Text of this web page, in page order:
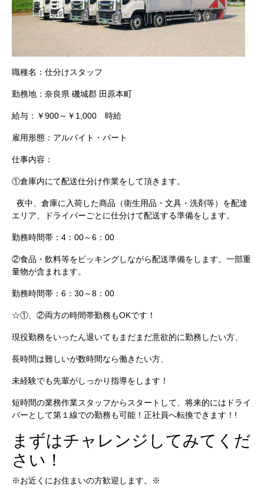
職種名： 仕分けスタッフ
勤務地： 奈良県 磯城郡 田原本町
給与： ￥900～￥1,000 時給
雇用形態： アルバイト・パート
仕事内容：
①倉庫内にて配送仕分け作業をして頂きます。
夜中、倉庫に入荷した商品（衛生用品・文具・洗剤等）を配達
エリア、ドライバーごとに仕分けて配送する準備をします。
勤務時間帯：4：00～6：00
②食品・飲料等をピッキングしながら配送準備をします。一部重
量物が含まれます。
勤務時間帯：6：30～8：00
☆①、②両方の時間帯勤務もOKです！
現役勤務をいったん退いてもまだまだ意欲的に勤務したい方、
長時間は難しいが数時間なら働きたい方、
未経験でも先輩がしっかり指導をします！
短時間の業務作業スタッフからスタートして、将来的にはドライ
バーとして第１線での勤務も可能！正社員へ転換できます！!
まずはチャレンジしてみてくだ
さい！
※お近くにお住まいの方歓迎します。※